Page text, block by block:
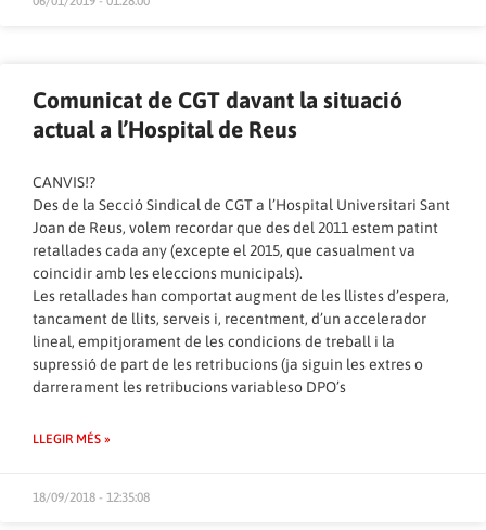
Comunicat de CGT davant la situació
actual a l’Hospital de Reus
CANVIS!?
Des de la Secció Sindical de CGT a l’Hospital Universitari Sant
Joan de Reus, volem recordar que des del 2011 estem patint
retallades cada any (excepte el 2015, que casualment va
coincidir amb les eleccions municipals).
Les retallades han comportat augment de les llistes d’espera,
tancament de llits, serveis i, recentment, d’un accelerador
lineal, empitjorament de les condicions de treball i la
supressió de part de les retribucions (ja siguin les extres o
darrerament les retribucions variableso DPO’s
LLEGIR MÉS »
18/09/2018 - 12:35:08